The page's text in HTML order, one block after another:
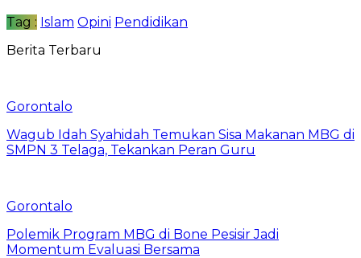
Tag : Islam Opini Pendidikan
Berita Terbaru
Gorontalo
Wagub Idah Syahidah Temukan Sisa Makanan MBG di
SMPN 3 Telaga, Tekankan Peran Guru
Gorontalo
Polemik Program MBG di Bone Pesisir Jadi
Momentum Evaluasi Bersama